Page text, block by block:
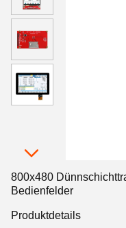
800x480
Bedienfelder
Produktdetails